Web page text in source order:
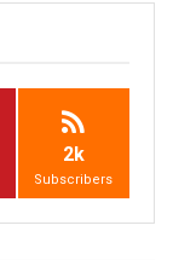
2k
Subscribers